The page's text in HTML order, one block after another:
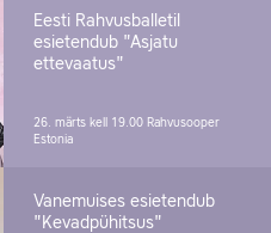
Eesti Rahvusballetil
esietendub "Asjatu
ettevaatus"
26. märts kell 19.00 Rahvusooper
Estonia
Vanemuises esietendub
"Kevadpühitsus"